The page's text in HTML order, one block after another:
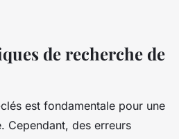
de recherche de
est fondamentale pour une
Cependant, des erreurs